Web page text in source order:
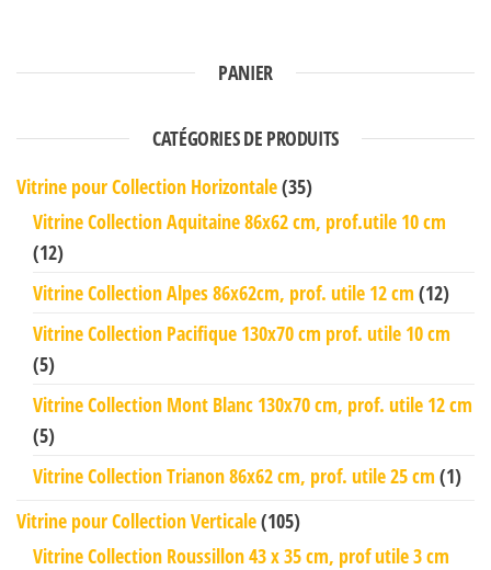
PANIER
CATÉGORIES DE PRODUITS
Vitrine pour Collection Horizontale(35)
Vitrine Collection Aquitaine 86x62 cm, prof.utile 10 cm
(12)
Vitrine Collection Alpes 86x62cm, prof. utile 12 cm (12)
Vitrine Collection Pacifique 130x70 cm prof. utile 10 cm
(5)
Vitrine Collection Mont Blanc 130x70 cm, prof. utile 12 cm
(5)
Vitrine Collection Trianon 86x62 cm, prof. utile 25 cm (1)
Vitrine pour Collection Verticale(105)
Vitrine Collection Roussillon 43 x 35 cm, prof utile 3 cm